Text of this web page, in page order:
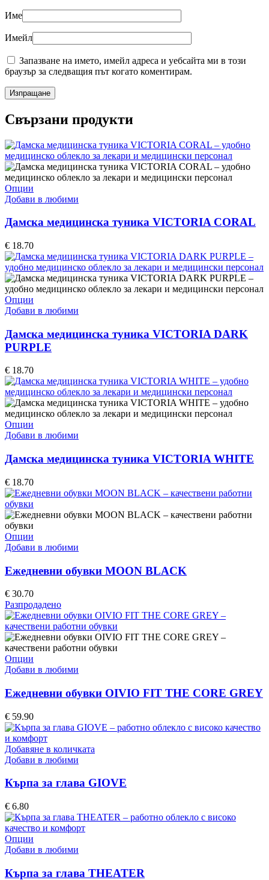
Име
Имейл
Запазване на името, имейл адреса и уебсайта ми в този
браузър за следващия път когато коментирам.
Свързани продукти
Опции
Добави в любими
Дамска медицинска туника VICTORIA CORAL
€ 18.70
Опции
Добави в любими
Дамска медицинска туника VICTORIA DARK
PURPLE
€ 18.70
Опции
Добави в любими
Дамска медицинска туника VICTORIA WHITE
€ 18.70
Опции
Добави в любими
Ежедневни обувки MOON BLACK
€ 30.70
Разпродадено
Опции
Добави в любими
Ежедневни обувки OIVIO FIT THE CORE GREY
€ 59.90
Добавяне в количката
Добави в любими
Кърпа за глава GIOVE
€ 6.80
Опции
Добави в любими
Кърпа за глава THEATER